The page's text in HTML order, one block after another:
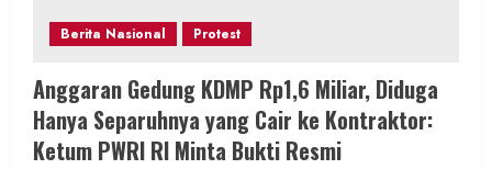
Berita Nasional Protest
Anggaran Gedung KDMP Rp1,6 Miliar, Diduga
Hanya Separuhnya yang Cair ke Kontraktor:
Ketum PWRI RI Minta Bukti Resmi